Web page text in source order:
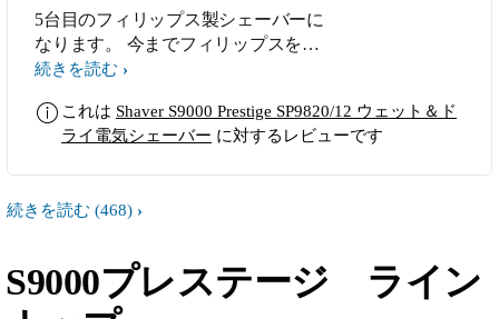
5台目のフィリップス製シェーバーに
なります。 今までフィリップスを使
用していたので特別に良い点はありま
目、質感が最高です！
続きを読む
これは Shaver S9000 Prestige SP9820/12 ウェット＆ド
ライ電気シェーバー に対するレビューです
続きを読む (468)
S9000プレステージ ライン